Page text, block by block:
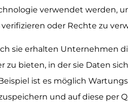
verwendet werden,
oder Rechte zu
sie erhalten Unternehmen
zu bieten, in der sie Daten
ist es möglich
und auf diese per